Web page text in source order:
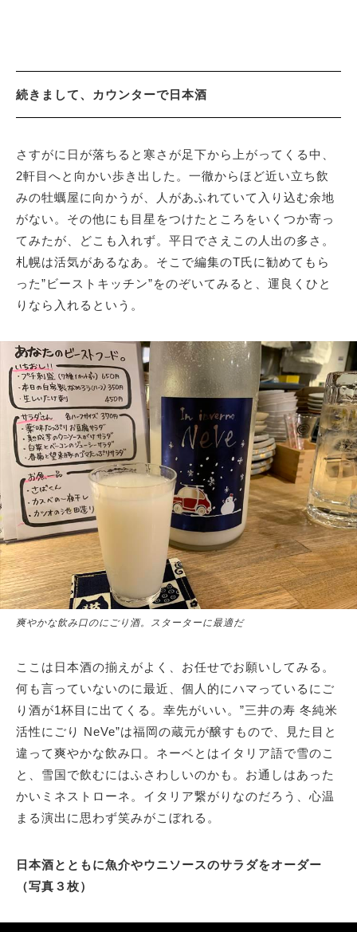
続きまして、カウンターで日本酒
さすがに日が落ちると寒さが足下から上がってくる中、
2軒目へと向かい歩き出した。一徹からほど近い立ち飲
みの牡蠣屋に向かうが、人があふれていて入り込む余地
がない。その他にも目星をつけたところをいくつか寄っ
てみたが、どこも入れず。平日でさえこの人出の多さ。
札幌は活気があるなあ。そこで編集のT氏に勧めてもら
った”ビーストキッチン”をのぞいてみると、運良くひと
りなら入れるという。
爽やかな飲み口のにごり酒。スターターに最適だ
ここは日本酒の揃えがよく、お任せでお願いしてみる。
何も言っていないのに最近、個人的にハマっているにご
り酒が1杯目に出てくる。幸先がいい。”三井の寿 冬純米
活性にごり NeVe”は福岡の蔵元が醸すもので、見た目と
違って爽やかな飲み口。ネーベとはイタリア語で雪のこ
と、雪国で飲むにはふさわしいのかも。お通しはあった
かいミネストローネ。イタリア繋がりなのだろう、心温
まる演出に思わず笑みがこぼれる。
日本酒とともに魚介やウニソースのサラダをオーダー
（写真３枚）